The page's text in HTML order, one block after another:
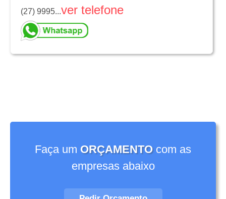
(27) 9995...ver telefone
Faça um ORÇAMENTOcom as
empresas abaixo